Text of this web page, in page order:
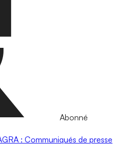
Abonné
: Communiqués de presse